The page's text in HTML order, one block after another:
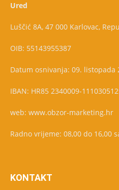
Ured
Luščić 8A, 47 000 Karlovac,
OIB: 55143955387
Datum osnivanja: 09. listopada
IBAN: HR85 2340009-
web: www.obzor-marketing.hr
Radno vrijeme: 08,00 do 16,00
KONTAKT